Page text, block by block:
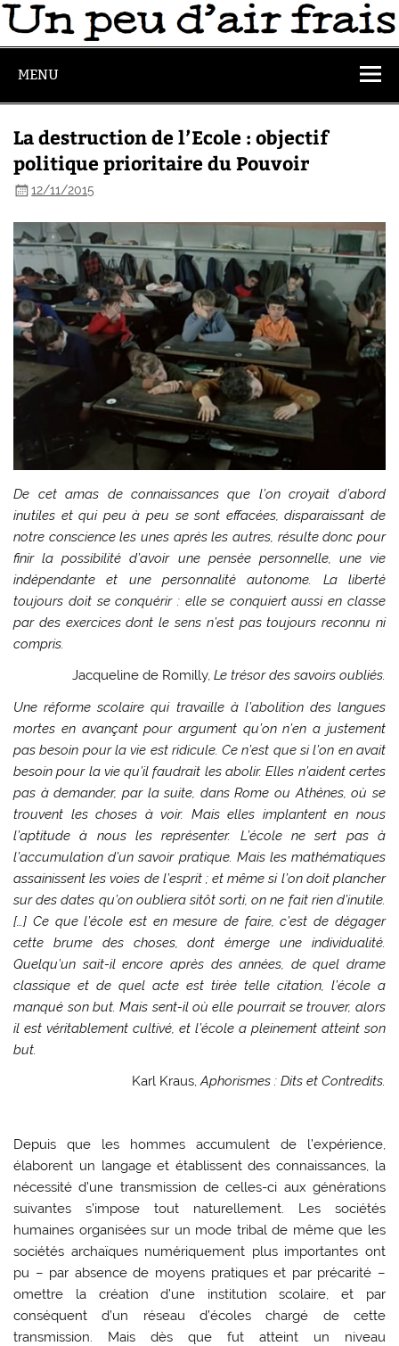
MENU
La destruction de l’Ecole : objectif
politique prioritaire du Pouvoir
12/11/2015
De cet amas de connaissances que l’on croyait d’abord
inutiles et qui peu à peu se sont effacées, disparaissant de
notre conscience les unes après les autres, résulte donc pour
finir la possibilité d’avoir une pensée personnelle, une vie
indépendante et une personnalité autonome. La liberté
toujours doit se conquérir : elle se conquiert aussi en classe
par des exercices dont le sens n’est pas toujours reconnu ni
compris.
Jacqueline de Romilly,Le trésor des savoirs oubliés.
Une réforme scolaire qui travaille à l’abolition des langues
mortes en avançant pour argument qu’on n’en a justement
pas besoin pour la vie est ridicule. Ce n’est que si l’on en avait
besoin pour la vie qu’il faudrait les abolir. Elles n’aident certes
pas à demander, par la suite, dans Rome ou Athènes, où se
trouvent les choses à voir. Mais elles implantent en nous
l’aptitude à nous les représenter. L’école ne sert pas à
l’accumulation d’un savoir pratique. Mais les mathématiques
assainissent les voies de l’esprit ; et même si l’on doit plancher
sur des dates qu’on oubliera sitôt sorti, on ne fait rien d’inutile.
[…] Ce que l’école est en mesure de faire, c’est de dégager
cette brume des choses, dont émerge une individualité.
Quelqu’un sait-il encore après des années, de quel drame
classique et de quel acte est tirée telle citation, l’école a
manqué son but. Mais sent-il où elle pourrait se trouver, alors
il est véritablement cultivé, et l’école a pleinement atteint son
but.
Karl Kraus,Aphorismes : Dits et Contredits.
Depuis que les hommes accumulent de l’expérience,
élaborent un langage et établissent des connaissances, la
nécessité d’une transmission de celles-ci aux générations
suivantes s’impose tout naturellement. Les sociétés
humaines organisées sur un mode tribal de même que les
sociétés archaïques numériquement plus importantes ont
pu – par absence de moyens pratiques et par précarité –
omettre la création d’une institution scolaire, et par
conséquent d’un réseau d’écoles chargé de cette
transmission. Mais dès que fut atteint un niveau